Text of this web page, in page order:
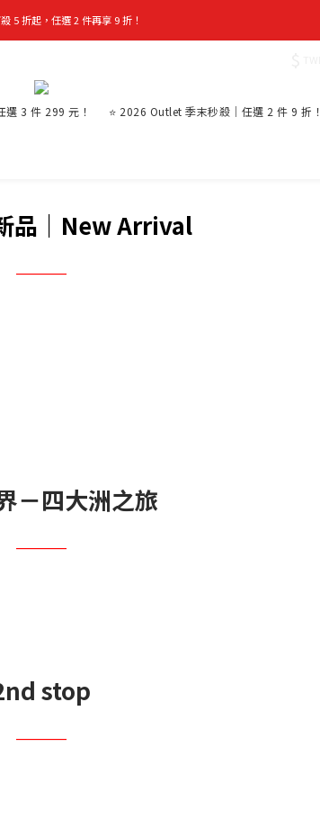
會員＞滿$999超取免運費！
5 折起，任選 2 件再享 9 折！
選 3 件 299 元！ ⭐ 2026 Outlet 季末秒殺｜任選 2 件 9 折！
品｜New Arrival
－四大洲之旅
stop